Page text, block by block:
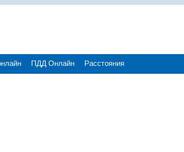
ПДД Онлайн Расстояния